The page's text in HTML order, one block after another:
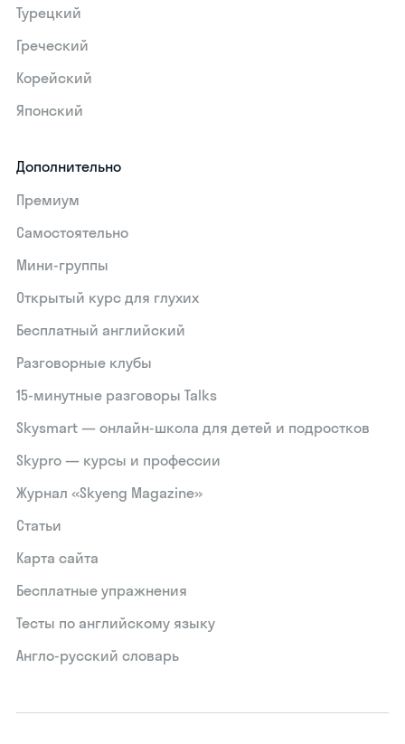
Турецкий
Греческий
Корейский
Японский
Дополнительно
Премиум
Самостоятельно
Мини-группы
Открытый курс для глухих
Бесплатный английский
Разговорные клубы
15‑минутные разговоры Talks
Skysmart — онлайн-школа для детей и подростков
Skypro — курсы и профессии
Журнал «Skyeng Magazine»
Статьи
Карта сайта
Бесплатные упражнения
Тесты по английскому языку
Англо-русский словарь